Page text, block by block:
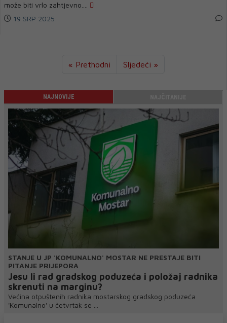
može biti vrlo zahtjevno....
19 SRP 2025
« Prethodni Sljedeći »
NAJNOVIJE
STANJE U JP 'KOMUNALNO' MOSTAR NE PRESTAJE BITI
PITANJE PRIJEPORA
Jesu li rad gradskog poduzeća i položaj radnika
skrenuti na marginu?
Većina otpuštenih radnika mostarskog gradskog poduzeća
'Komunalno' u četvrtak se ...